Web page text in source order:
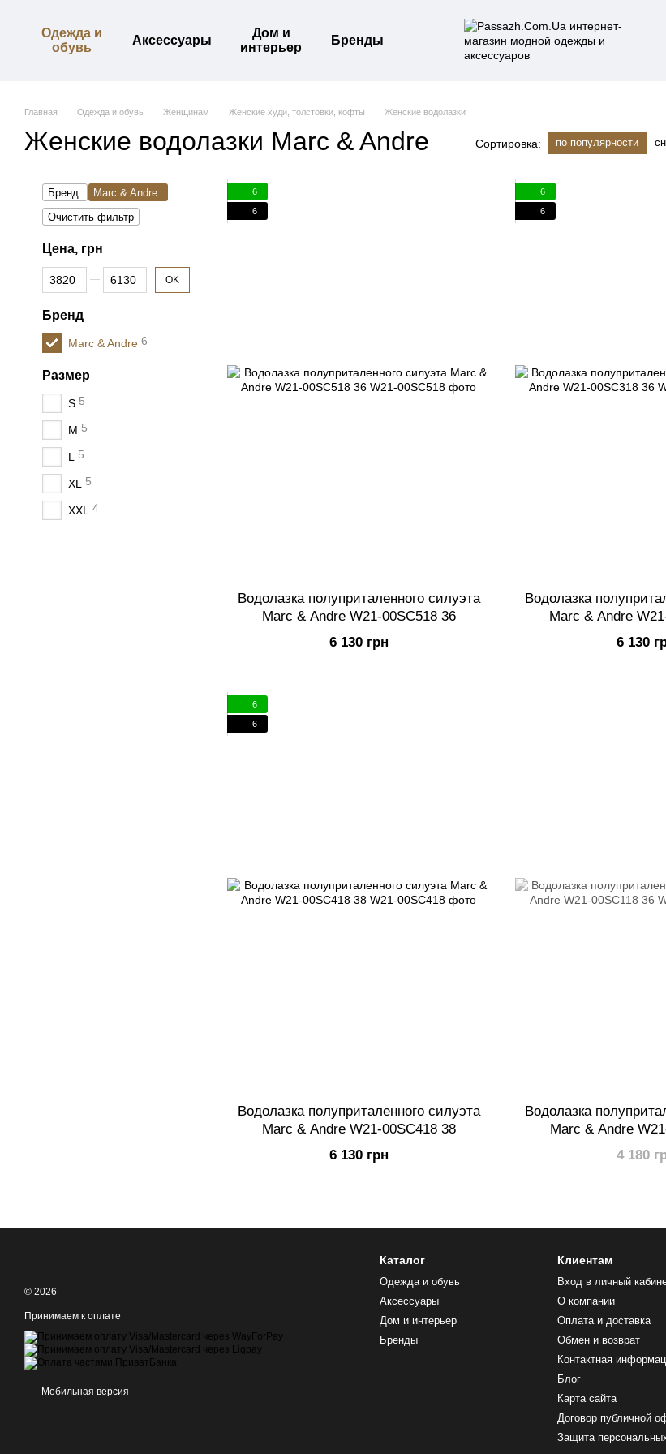
Одежда и
обувь
Аксессуары
Дом и
интерьер
Бренды
Главная Одежда и обувь Женщинам Женские худи, толстовки, кофты Женские водолазки
Женские водолазки Marc & Andre Сортировка: по популярности
6
6
Водолазка полуприталенного силуэта
Marc & Andre W21-00SC518 36
6 130 грн
6
6
Водолазка
Marc & Andre
6 130
6
6
Водолазка полуприталенного силуэта
Marc & Andre W21-00SC418 38
6 130 грн
Водолазка
Marc & Andre
4 180
Бренд:
Marc & Andre
Очистить фильтр
Цена, грн
От Цена, грн
До Цена, грн OK
Бренд
Marc & Andre 6
Размер
S 5
M 5
L 5
XL 5
XXL 4
© 2026
Принимаем к оплате
Мобильная версия
Каталог
Одежда и обувь
Аксессуары
Дом и интерьер
Бренды
Клиентам
Вход в личный
О компании
Оплата и доставка
Обмен и возврат
Контактная
Блог
Карта сайта
Договор публичной
Защита